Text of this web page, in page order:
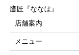
鷹匠『ななは』
店舗案内
メニュー